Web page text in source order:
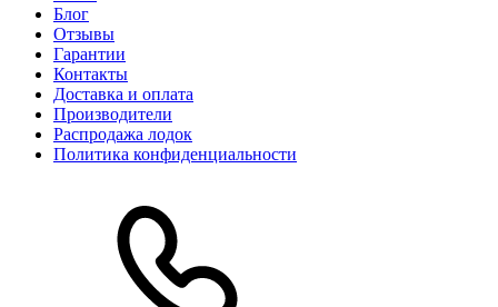
Блог
Отзывы
Гарантии
Контакты
Доставка и оплата
Производители
Распродажа лодок
Политика конфиденциальности